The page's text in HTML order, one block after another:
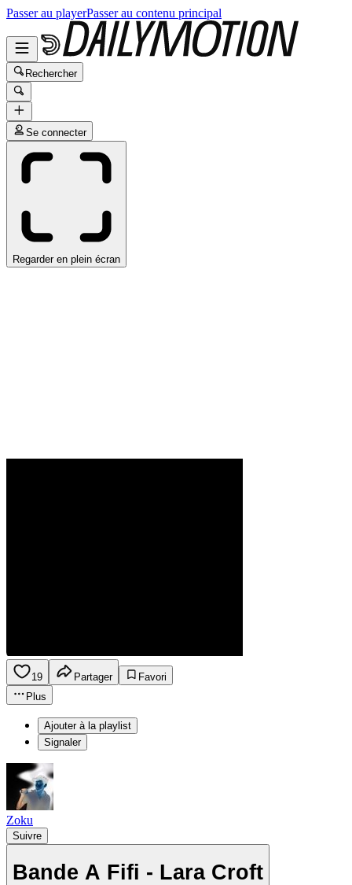
Passer au playerPasser au contenu principal
Rechercher
Se connecter
Regarder en plein écran
19 Partager
Favori
Plus
Ajouter à la playlist
Signaler
Zoku
Suivre
Bande A Fifi - Lara Croft